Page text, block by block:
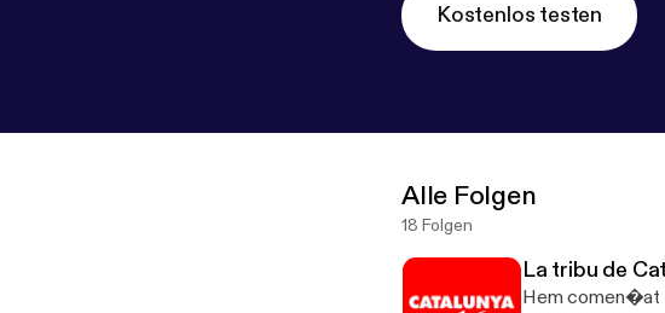
Kostenlos testen
Alle Folgen
18 Folgen
La tribu de
Hem comen�at